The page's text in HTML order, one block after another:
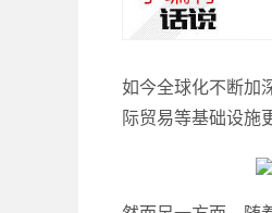
如今全球化不断加
际贸易等基础设施